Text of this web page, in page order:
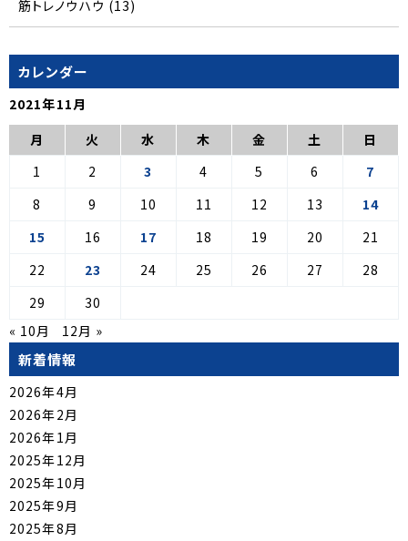
筋トレノウハウ (13)
カレンダー
2021年11月
月
火 水 木 金 土
日
1
2 3 4 5 6
7
8
9 10 11 12 13
14
15
16 17 18 19 20
21
22
23 24 25 26 27
28
29
30
« 10月
12月 »
新着情報
2026年4月
2026年2月
2026年1月
2025年12月
2025年10月
2025年9月
2025年8月